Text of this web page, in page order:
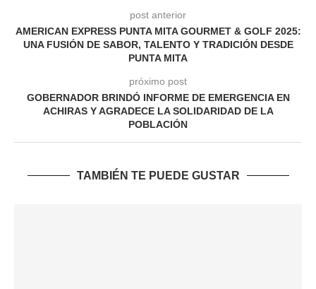
post anterior
AMERICAN EXPRESS PUNTA MITA GOURMET & GOLF 2025:
UNA FUSIÓN DE SABOR, TALENTO Y TRADICIÓN DESDE
PUNTA MITA
próximo post
GOBERNADOR BRINDÓ INFORME DE EMERGENCIA EN
ACHIRAS Y AGRADECE LA SOLIDARIDAD DE LA
POBLACIÓN
TAMBIÉN TE PUEDE GUSTAR